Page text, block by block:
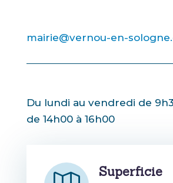
mairie@vernou-en-
Du lundi au vendredi de
de 14h00 à 16h00
Superficie